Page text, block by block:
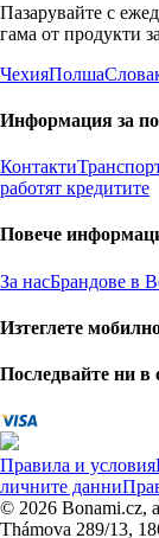
Пазарувайте с
гама от продукти
ЧехияПолша
Информация за
Контакти
работят кредитите
Повече
За насБрандове в
Изтеглете
Последвайте ни
Правила и условия
личните данни
© 2026 Bonami.cz,
Thámova 289/13,